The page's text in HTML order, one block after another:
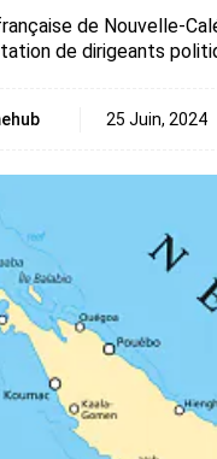
de Nouvelle-
de dirigeants
25 Juin, 2024